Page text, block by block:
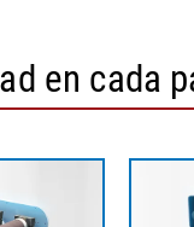
en cada